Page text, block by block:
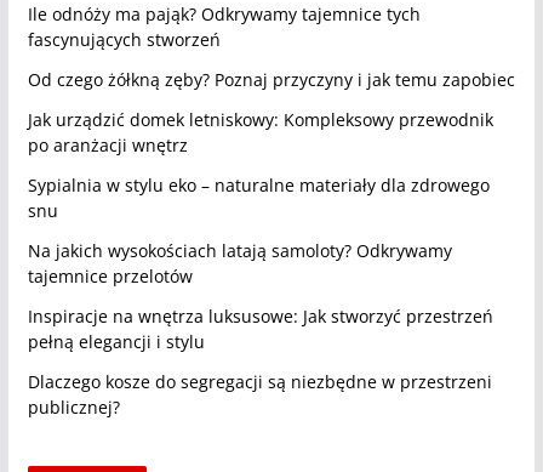
Ile odnóży ma pająk? Odkrywamy tajemnice tych
fascynujących stworzeń
Od czego żółkną zęby? Poznaj przyczyny i jak temu zapobiec
Jak urządzić domek letniskowy: Kompleksowy przewodnik
po aranżacji wnętrz
Sypialnia w stylu eko – naturalne materiały dla zdrowego
snu
Na jakich wysokościach latają samoloty? Odkrywamy
tajemnice przelotów
Inspiracje na wnętrza luksusowe: Jak stworzyć przestrzeń
pełną elegancji i stylu
Dlaczego kosze do segregacji są niezbędne w przestrzeni
publicznej?